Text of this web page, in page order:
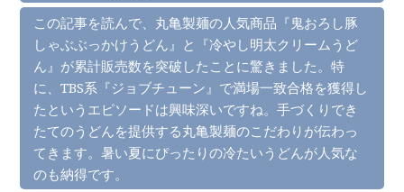
この記事を読んで、丸亀製麺の人気商品『鬼おろし豚
しゃぶぶっかけうどん』と『冷やし明太クリームうど
ん』が累計販売数を突破したことに驚きました。特
に、TBS系『ジョブチューン』で満場一致合格を獲得し
たというエピソードは興味深いですね。手づくりでき
たてのうどんを提供する丸亀製麺のこだわりが伝わっ
てきます。暑い夏にぴったりの冷たいうどんが人気な
のも納得です。